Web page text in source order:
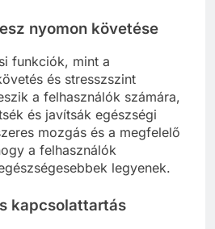
nyomon követése
funkciók, mint a
és stresszszint
a felhasználók számára,
és javítsák egészségi
mozgás és a megfelelő
a felhasználók
legyenek.
kapcsolattartás